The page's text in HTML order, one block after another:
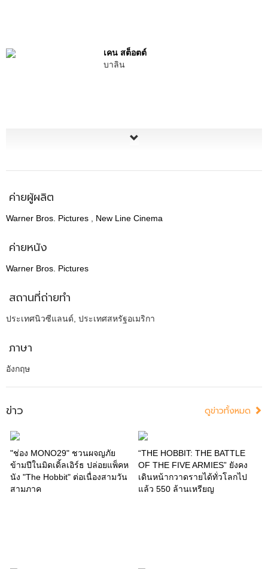
เคน สต็อตต์
บาลิน
ค่ายผู้ผลิต
Warner Bros. Pictures New Line Cinema
ค่ายหนัง
Warner Bros. Pictures
สถานที่ถ่ายทำ
ประเทศนิวซีแลนด์, ประเทศสหรัฐอเมริกา
ภาษา
อังกฤษ